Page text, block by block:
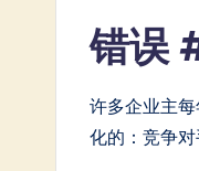
错误
许多企业主
化的：竞争